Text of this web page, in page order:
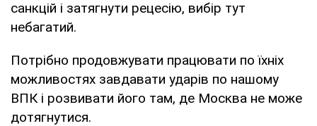
санкцій і затягнути рецесію, вибір тут
небагатий.
Потрібно продовжувати працювати по їхніх
можливостях завдавати ударів по нашому
ВПК і розвивати його там, де Москва не може
дотягнутися.